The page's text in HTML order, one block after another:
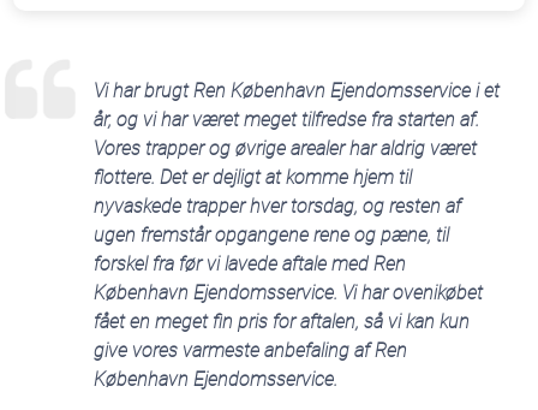
Vi har brugt Ren København Ejendomsservice i et
år, og vi har været meget tilfredse fra starten af.
Vores trapper og øvrige arealer har aldrig været
flottere. Det er dejligt at komme hjem til
nyvaskede trapper hver torsdag, og resten af
ugen fremstår opgangene rene og pæne, til
forskel fra før vi lavede aftale med Ren
København Ejendomsservice. Vi har ovenikøbet
fået en meget fin pris for aftalen, så vi kan kun
give vores varmeste anbefaling af Ren
København Ejendomsservice.